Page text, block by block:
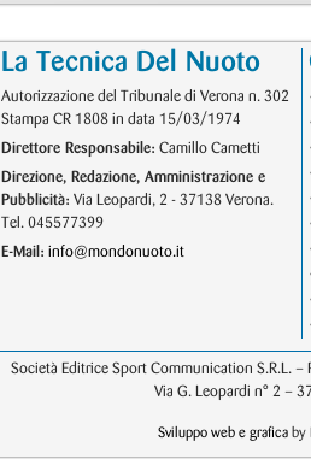
La Tecnica Del Nuoto
Autorizzazione del Tribunale di Verona n. 302
Stampa CR 1808 in data 15/03/1974
Direttore Responsabile: Camillo Cametti
Direzione, Redazione, Amministrazione e
Pubblicità: Via Leopardi, 2 - 37138 Verona.
Tel. 045577399
E-Mail: info@mondonuoto.it
Società Editrice Sport Communication S.R.L.
Via G. Leopardi n° 2 –
Sviluppo web e grafica by